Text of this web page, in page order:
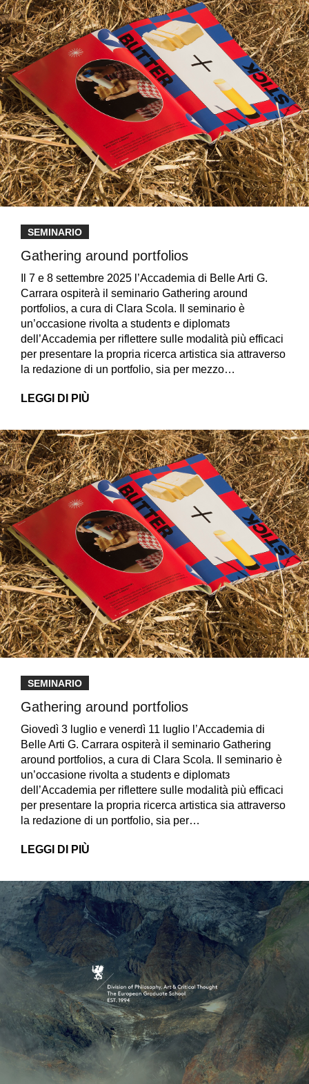
SEMINARIO
Gathering around portfolios
Il 7 e 8 settembre 2025 l’Accademia di Belle Arti G.
Carrara ospiterà il seminario Gathering around
portfolios, a cura di Clara Scola. Il seminario è
un’occasione rivolta a studentз e diplomatз
dell’Accademia per riflettere sulle modalità più efficaci
per presentare la propria ricerca artistica sia attraverso
la redazione di un portfolio, sia per mezzo…
LEGGI DI PIÙ
SEMINARIO
Gathering around portfolios
Giovedì 3 luglio e venerdì 11 luglio l’Accademia di
Belle Arti G. Carrara ospiterà il seminario Gathering
around portfolios, a cura di Clara Scola. Il seminario è
un’occasione rivolta a studentз e diplomatз
dell’Accademia per riflettere sulle modalità più efficaci
per presentare la propria ricerca artistica sia attraverso
la redazione di un portfolio, sia per…
LEGGI DI PIÙ